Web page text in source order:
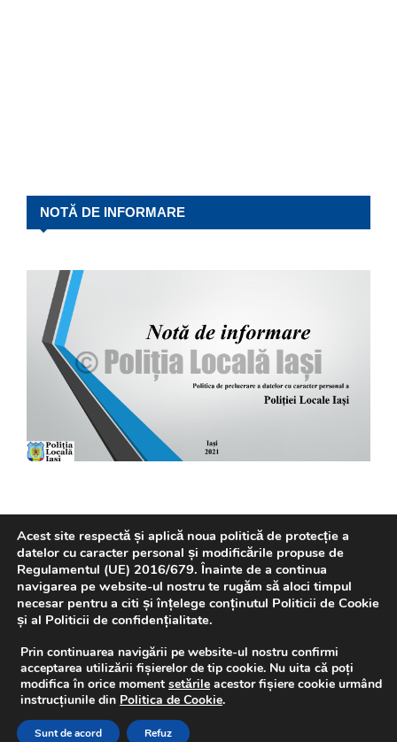
NOTĂ DE INFORMARE
REVISTA P.L.I.
Acest site respectă și aplică noua politică de protecție a
datelor cu caracter personal și modificările propuse de
Regulamentul (UE) 2016/679. Înainte de a continua
navigarea pe website-ul nostru te rugăm să aloci timpul
necesar pentru a citi și înțelege conținutul Politicii de Cookie
și al Politicii de confidențialitate.
Prin continuarea navigării pe website-ul nostru confirmi
acceptarea utilizării fișierelor de tip cookie. Nu uita că poți
modifica în orice moment setările acestor fișiere cookie urmând
instrucțiunile din Politica de Cookie.
Sunt de acord Refuz